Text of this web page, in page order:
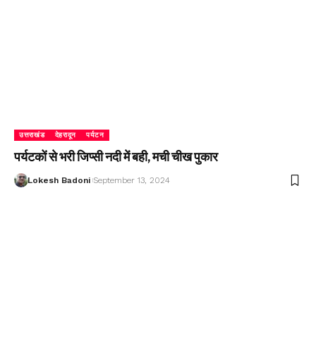
उत्तराखंड देहरादून पर्यटन
पर्यटकों से भरी जिप्सी नदी में बही, मची चीख पुकार
Lokesh Badoni September 13, 2024